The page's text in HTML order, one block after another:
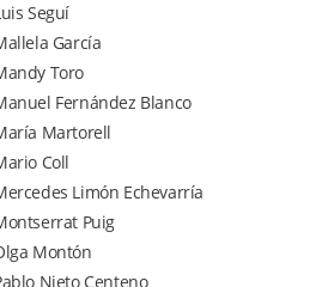
Seguí
García
Toro
Fernández Blanco
Martorell
Coll
Limón Echevarría
Puig
Montón
Nieto Centeno